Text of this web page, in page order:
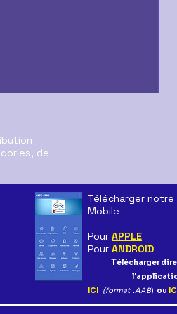
au CSE sur le
de SFR Distribution
de
Télécharger
Mobile
Pour APPLE
Pour ANDROID
Télécharger
ICI (format .AAB) ou